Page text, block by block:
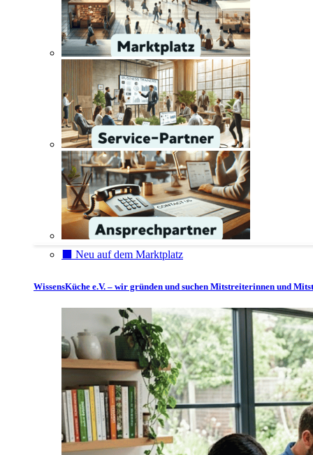
⬛️ Neu auf dem Marktplatz
WissensKüche e.V. – wir gründen und suchen Mitstreiterinnen und